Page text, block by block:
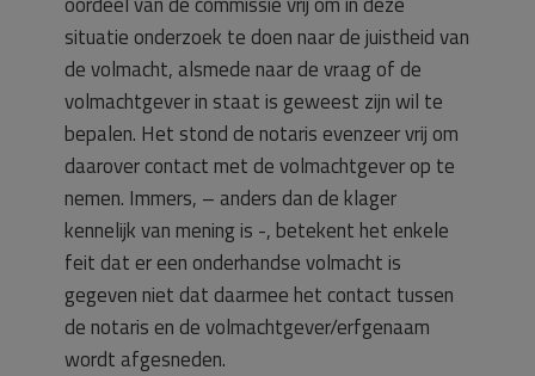
situatie onderzoek te doen naar de juistheid van
de volmacht, alsmede naar de vraag of de
volmachtgever in staat is geweest zijn wil te
bepalen. Het stond de notaris evenzeer vrij om
daarover contact met de volmachtgever op te
nemen. Immers, – anders dan de klager
kennelijk van mening is -, betekent het enkele
feit dat er een onderhandse volmacht is
gegeven niet dat daarmee het contact tussen
de notaris en de volmachtgever/erfgenaam
wordt afgesneden.